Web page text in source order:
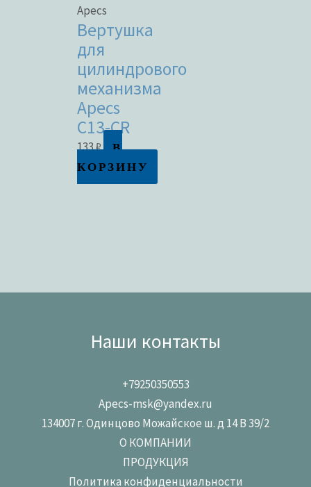
Apecs
Вертушка
для
цилиндрового
механизма
Apecs
C13-CR
133₽
В
КОРЗИНУ
Наши контакты
+79250350553
Apecs-msk@yandex.ru
134007 г. Одинцово Можайское ш. д 14 В 39/2
О КОМПАНИИ
ПРОДУКЦИЯ
Политика конфиденциальности